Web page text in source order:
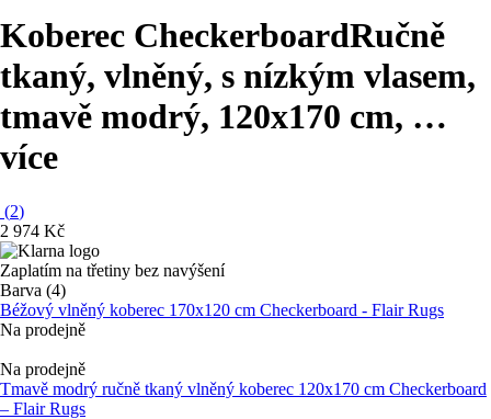
Koberec CheckerboardRučně
tkaný, vlněný, s nízkým vlasem,
tmavě modrý, 120x170 cm, …
více
(2)
2 974 Kč
Zaplatím na třetiny bez navýšení
Barva (4)
Béžový vlněný koberec 170x120 cm Checkerboard - Flair Rugs
Na prodejně
Na prodejně
Tmavě modrý ručně tkaný vlněný koberec 120x170 cm Checkerboard
– Flair Rugs